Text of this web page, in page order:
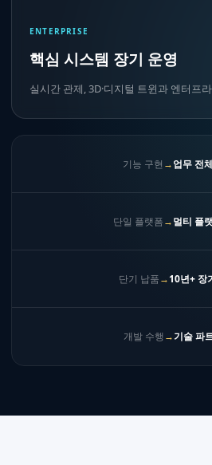
ENTERPRISE
핵심 시스템 장기 운영
실시간 관제, 3D·디지털 트윈과 엔터프
기능 구현 →업무 전
단일 플랫폼→멀티 플
단기 납품→10년+ 장
개발 수행→기술 파